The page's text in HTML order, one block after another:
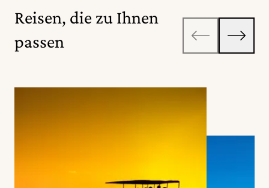
Reisen, die zu Ihnen
passen